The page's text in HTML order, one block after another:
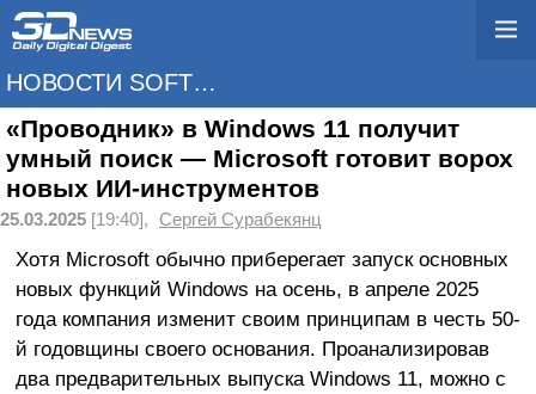
НОВОСТИ SOFTWARE
«Проводник» в Windows 11 получит
умный поиск — Microsoft готовит ворох
новых ИИ-инструментов
25.03.2025 [19:40], Сергей Сурабекянц
Хотя Microsoft обычно приберегает запуск основных
новых функций Windows на осень, в апреле 2025
года компания изменит своим принципам в честь 50-
й годовщины своего основания. Проанализировав
два предварительных выпуска Windows 11, можно с